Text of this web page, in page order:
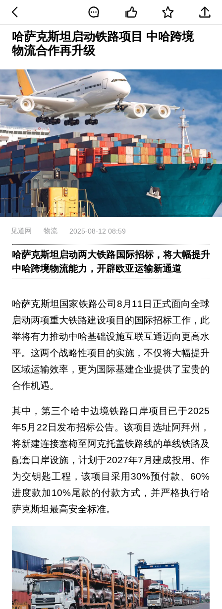
哈萨克斯坦启动铁路项目 中哈跨境
物流合作再升级
见道网 物流 2025-08-12 08:59
哈萨克斯坦启动两大铁路国际招标，将大幅提升
中哈跨境物流能力，开辟欧亚运输新通道
哈萨克斯坦国家铁路公司8月11日正式面向全球
启动两项重大铁路建设项目的国际招标工作，此
举将有力推动中哈基础设施互联互通迈向更高水
平。这两个战略性项目的实施，不仅将大幅提升
区域运输效率，更为国际基建企业提供了宝贵的
合作机遇。
其中，第三个哈中边境铁路口岸项目已于2025
年5月22日发布招标公告。该项目选址阿拜州，
将新建连接塞梅至阿克托盖铁路线的单线铁路及
配套口岸设施，计划于2027年7月建成投用。作
为交钥匙工程，该项目采用30%预付款、60%
进度款加10%尾款的付款方式，并严格执行哈
萨克斯坦最高安全标准。